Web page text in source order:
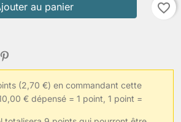
au panier favorite_border
(2,70 €) en commandant cette
€ dépensé = 1 point, 1 point =